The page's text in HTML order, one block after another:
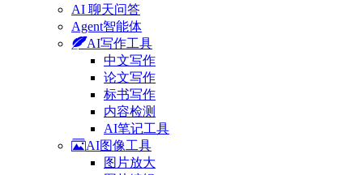
AI 聊天问答
Agent智能体
AI写作工具
中文写作
论文写作
标书写作
内容检测
AI笔记工具
AI图像工具
图片放大